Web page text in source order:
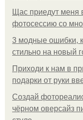
Щас приедут меня
фотосессию со
3 модные ошибки,
стильно на новый
Приходи к нам в
подарки от руки
Создай
чёрном оверсайз